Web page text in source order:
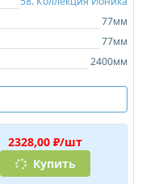
77мм
77мм
2400мм
2328,00 ₽/шт
Купить